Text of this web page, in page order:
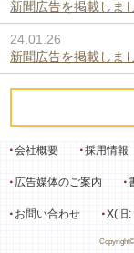
新聞広告を掲載しま
24.01.26
新聞広告を掲載しま
会社概要 採用情報
広告媒体のご案内
お問い合わせ X(旧: